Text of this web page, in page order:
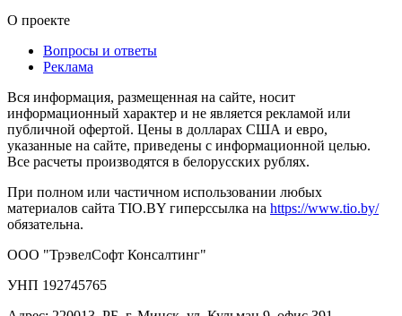
О проекте
Вопросы и ответы
Реклама
Вся информация, размещенная на сайте, носит
информационный характер и не является рекламой или
публичной офертой. Цены в долларах США и евро,
указанные на сайте, приведены с информационной целью.
Все расчеты производятся в белорусских рублях.
При полном или частичном использовании любых
материалов сайта TIO.BY гиперссылка на https://www.tio.by/
обязательна.
ООО "ТрэвелСофт Консалтинг"
УНП 192745765